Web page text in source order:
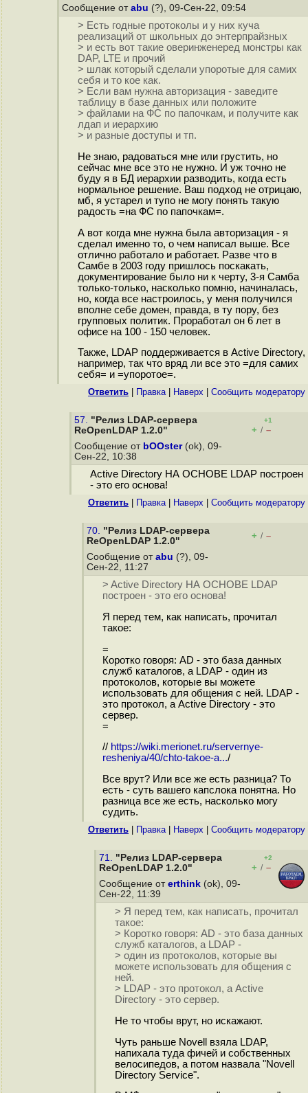
Сообщение от abu (?), 09-Сен-22, 09:54
> Есть годные протоколы и у них куча
реализаций от школьных до энтерпрайзных
> и есть вот такие оверинженеред монстры как
DAP, LTE и прочий
> шлак который сделали упоротые для самих
себя и то кое как.
> Если вам нужна авторизация - заведите
таблицу в базе данных или положите
> файлами на ФС по папочкам, и получите как
лдап и иерархию
> и разные доступы и тп.
Не знаю, радоваться мне или грустить, но
сейчас мне все это не нужно. И уж точно не
буду я в БД иерархии разводить, когда есть
нормальное решение. Ваш подход не отрицаю,
мб, я устарел и тупо не могу понять такую
радость =на ФС по папочкам=.
А вот когда мне нужна была авторизация - я
сделал именно то, о чем написал выше. Все
отлично работало и работает. Разве что в
Самбе в 2003 году пришлось поскакать,
документирование было ни к черту, 3-я Самба
только-только, насколько помню, начиналась,
но, когда все настроилось, у меня получился
вполне себе домен, правда, в ту пору, без
групповых политик. Проработал он 6 лет в
офисе на 100 - 150 человек.
Также, LDAP поддерживается в Active Directory,
например, так что вряд ли все это =для самих
себя= и =упоротое=.
Ответить Правка| Наверх Cообщить модератору
57. "Релиз LDAP-сервера
ReOpenLDAP 1.2.0"
+1
+ / –
Сообщение от bOOster(ok), 09-
Сен-22, 10:38
Active Directory НА ОСНОВЕ LDAP построен
- это его основа!
Ответить Правка| Наверх Cообщить модератору
70. "Релиз LDAP-сервера
ReOpenLDAP 1.2.0"
+ / –
Сообщение от abu (?), 09-
Сен-22, 11:27
> Active Directory НА ОСНОВЕ LDAP
построен - это его основа!
Я перед тем, как написать, прочитал
такое:
=
Коротко говоря: AD - это база данных
служб каталогов, а LDAP - один из
протоколов, которые вы можете
использовать для общения с ней. LDAP -
это протокол, а Active Directory - это
сервер.
=
// https://wiki.merionet.ru/servernye-
resheniya/40/chto-takoe-a.../
Все врут? Или все же есть разница? То
есть - суть вашего капслока понятна. Но
разница все же есть, насколько могу
судить.
Ответить Правка| Наверх Cообщить модератору
71. "Релиз LDAP-сервера
ReOpenLDAP 1.2.0"
+2
+ / –
Сообщение от erthink (ok), 09-
Сен-22, 11:39
> Я перед тем, как написать, прочитал
такое:
> Коротко говоря: AD - это база данных
служб каталогов, а LDAP -
> один из протоколов, которые вы
можете использовать для общения с
ней.
> LDAP - это протокол, а Active
Directory - это сервер.
Не то чтобы врут, но искажают.
Чуть раньше Novell взяла LDAP,
напихала туда фичей и собственных
велосипедов, а потом назвала "Novell
Directory Service".